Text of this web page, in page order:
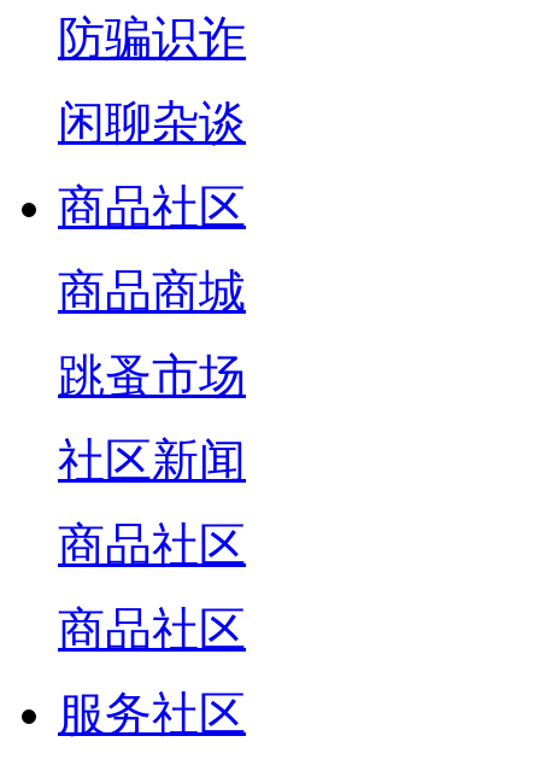
防骗识诈
闲聊杂谈
商品社区
商品商城
跳蚤市场
社区新闻
商品社区
商品社区
服务社区